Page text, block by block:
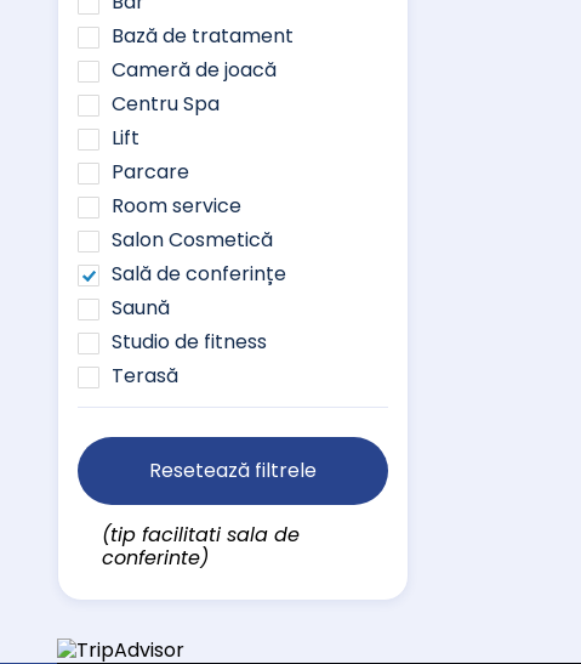
Bază de tratament
Cameră de joacă
Centru Spa
Lift
Parcare
Room service
Salon Cosmetică
Sală de conferințe
Saună
Studio de fitness
Terasă
Resetează filtrele
(tip facilitati sala de
conferinte)